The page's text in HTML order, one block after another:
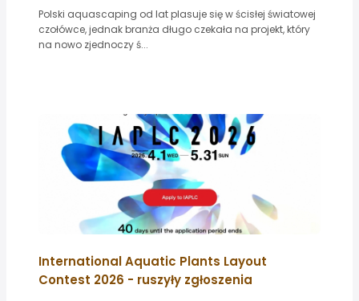
Polski aquascaping od lat plasuje się w ścisłej światowej
czołówce, jednak branża długo czekała na projekt, który
na nowo zjednoczy ś...
International Aquatic Plants Layout
Contest 2026 - ruszyły zgłoszenia